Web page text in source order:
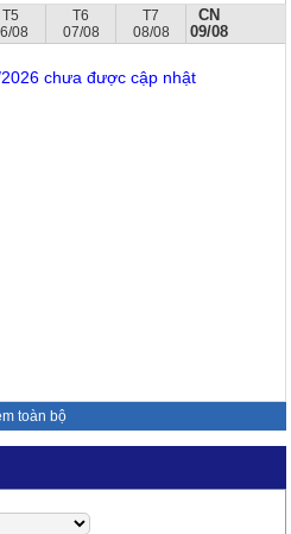
T5
08
T6
07/08
T7
08/08
CN
09/08
chưa được cập nhật
toàn bộ